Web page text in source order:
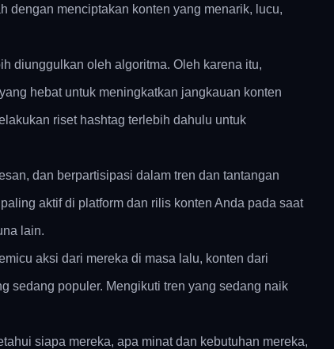
dengan menciptakan konten yang menarik, lucu,
diunggulkan oleh algoritma. Oleh karena itu,
hebat untuk meningkatkan jangkauan konten
riset hashtag terlebih dahulu untuk
dan berpartisipasi dalam tren dan tantangan
aktif di platform dan rilis konten Anda pada saat
lain.
aksi dari mereka di masa lalu, konten dari
sedang populer. Mengikuti tren yang sedang naik
siapa mereka, apa minat dan kebutuhan mereka,